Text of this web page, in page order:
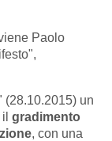
Paolo
(28.10.2015) un
gradimento
, con una